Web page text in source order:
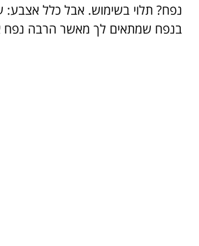
בנפח שמתאים לך מאשר הרבה נפח